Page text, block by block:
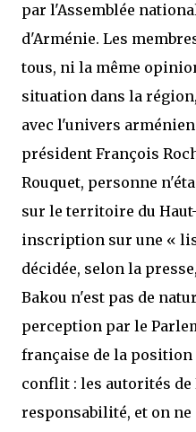
par l'Assemblée
d'Arménie. Les
tous, ni la même
situation dans la
avec l'univers
président François
Rouquet, personne
sur le territoire du
inscription sur une «
décidée, selon la
Bakou n'est pas de
perception par le
française de la position
conflit : les autorités
responsabilité, et on ne